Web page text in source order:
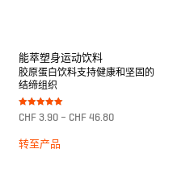
能萃塑身运动饮料
胶原蛋白饮料支持健康和坚固的
结缔组织
Bewertet mit
5.00
CHF 3.90 – CHF 46.80
转至产品